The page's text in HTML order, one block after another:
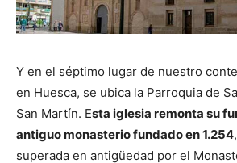
Y en el séptimo lugar de nuestro
en Huesca, se ubica la Parroquia de
San Martín. Esta iglesia remonta su
antiguo monasterio fundado en 1.254
superada en antigüedad por el